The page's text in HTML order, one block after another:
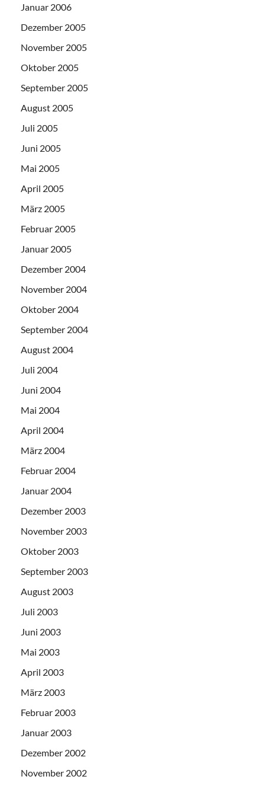
Januar 2006
Dezember 2005
November 2005
Oktober 2005
September 2005
August 2005
Juli 2005
Juni 2005
Mai 2005
April 2005
März 2005
Februar 2005
Januar 2005
Dezember 2004
November 2004
Oktober 2004
September 2004
August 2004
Juli 2004
Juni 2004
Mai 2004
April 2004
März 2004
Februar 2004
Januar 2004
Dezember 2003
November 2003
Oktober 2003
September 2003
August 2003
Juli 2003
Juni 2003
Mai 2003
April 2003
März 2003
Februar 2003
Januar 2003
Dezember 2002
November 2002